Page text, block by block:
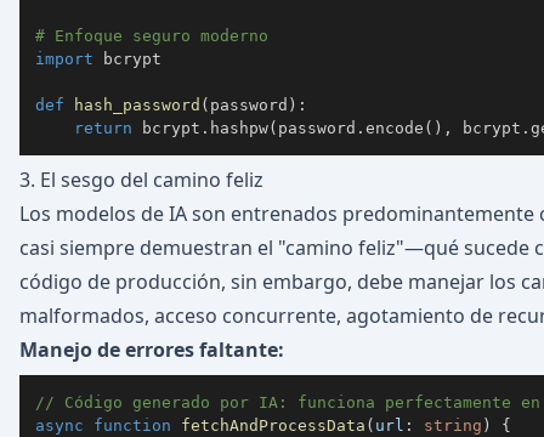
# Enfoque seguro moderno
import
def hash_password ( password ) :
return bcrypt . hashpw( password . encode ( ) , bcrypt .
3. El sesgo del camino feliz
Los modelos de IA son entrenados
casi siempre demuestran el "camino feliz"—qué sucede
código de producción, sin embargo, debe manejar los
malformados, acceso concurrente, agotamiento de
Manejo de errores faltante:
// Código generado por IA: funciona perfectamente
async
function fetchAndProcessData ( url : string )
{